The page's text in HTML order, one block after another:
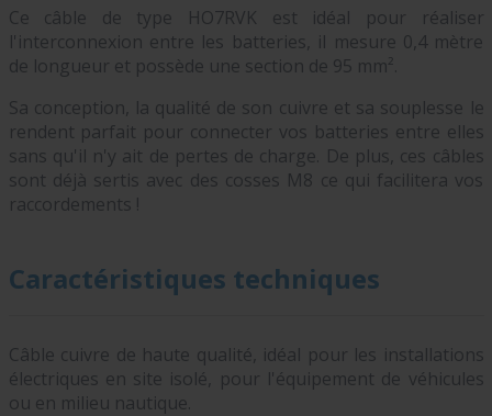
Ce câble de type HO7RVK est idéal pour réaliser
l'interconnexion entre les batteries, il mesure 0,4 mètre
de longueur et possède une section de 95 mm².
Sa conception, la qualité de son cuivre et sa souplesse le
rendent parfait pour connecter vos batteries entre elles
sans qu'il n'y ait de pertes de charge. De plus, ces câbles
sont déjà sertis avec des cosses M8 ce qui facilitera vos
raccordements !
Caractéristiques techniques
Câble cuivre de haute qualité, idéal pour les installations
électriques en site isolé, pour l'équipement de véhicules
ou en milieu nautique.